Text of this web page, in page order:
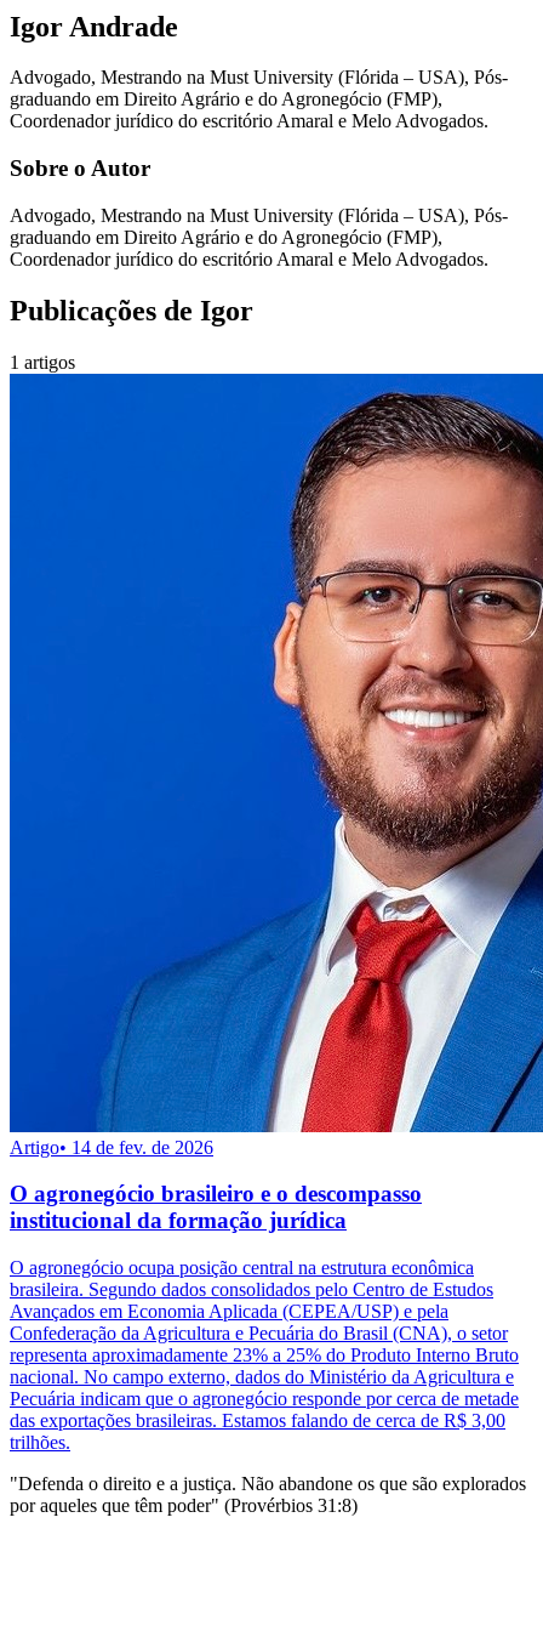
Igor Andrade
Advogado, Mestrando na Must University (Flórida – USA), Pós-
graduando em Direito Agrário e do Agronegócio (FMP),
Coordenador jurídico do escritório Amaral e Melo Advogados.
Sobre o Autor
Advogado, Mestrando na Must University (Flórida – USA), Pós-
graduando em Direito Agrário e do Agronegócio (FMP),
Coordenador jurídico do escritório Amaral e Melo Advogados.
Publicações de Igor
1 artigos
Artigo• 14 de fev. de 2026
O agronegócio brasileiro e o descompasso
institucional da formação jurídica
O agronegócio ocupa posição central na estrutura econômica
brasileira. Segundo dados consolidados pelo Centro de Estudos
Avançados em Economia Aplicada (CEPEA/USP) e pela
Confederação da Agricultura e Pecuária do Brasil (CNA), o setor
representa aproximadamente 23% a 25% do Produto Interno Bruto
nacional. No campo externo, dados do Ministério da Agricultura e
Pecuária indicam que o agronegócio responde por cerca de metade
das exportações brasileiras. Estamos falando de cerca de R$ 3,00
trilhões.
"Defenda o direito e a justiça. Não abandone os que são explorados
por aqueles que têm poder" (Provérbios 31:8)